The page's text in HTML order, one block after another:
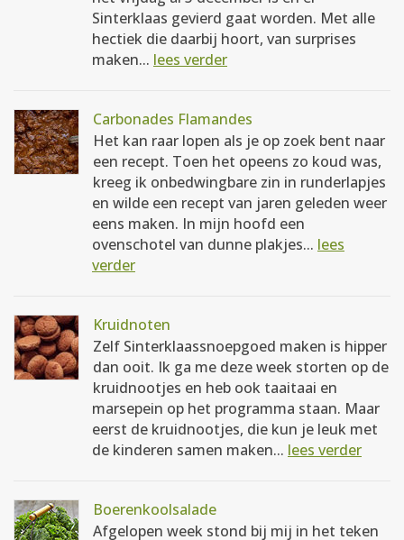
Sinterklaas gevierd gaat worden. Met alle
hectiek die daarbij hoort, van surprises
maken... lees verder
Carbonades Flamandes
Het kan raar lopen als je op zoek bent naar
een recept. Toen het opeens zo koud was,
kreeg ik onbedwingbare zin in runderlapjes
en wilde een recept van jaren geleden weer
eens maken. In mijn hoofd een
ovenschotel van dunne plakjes... lees
verder
Kruidnoten
Zelf Sinterklaassnoepgoed maken is hipper
dan ooit. Ik ga me deze week storten op de
kruidnootjes en heb ook taaitaai en
marsepein op het programma staan. Maar
eerst de kruidnootjes, die kun je leuk met
de kinderen samen maken... lees verder
Boerenkoolsalade
Afgelopen week stond bij mij in het teken